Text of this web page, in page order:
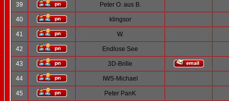
39 Peter O. aus B.
40 klingsor
41 W.
42 Endlose See
43 3D-Brille
44 IWS-Michael
45 Peter PanK